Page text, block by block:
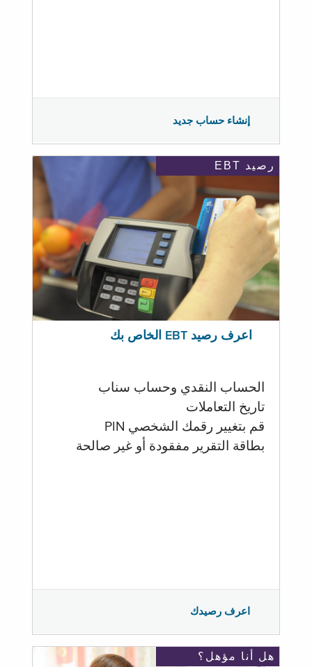
إنشاء حساب جديد
رصيد EBT
اعرف رصيد EBT الخاص بك
الحساب النقدي وحساب سناب
تاريخ التعاملات
قم بتغيير رقمك الشخصي PIN
بطاقة التقرير مفقودة أو غير صالحة
اعرف رصيدك
هل أنا مؤهل؟